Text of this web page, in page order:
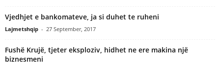
Vjedhjet e bankomateve, ja si duhet te ruheni
Lajmetshqip - 27 September, 2017
Fushë Krujë, tjeter eksploziv, hidhet ne ere makina një
biznesmeni